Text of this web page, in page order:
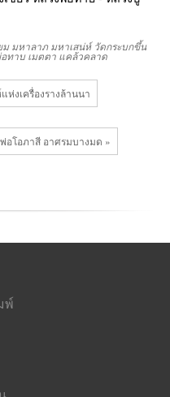
ม มหาลาภ มหาเสน่ห์ วัดกระบกขึ้น
ทาบ เมตตา แคล้วคลาด
งเครื่องรางล้านนา
อโอภาสี อาศรมบางมด »
พ์